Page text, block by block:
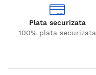
Plata securizata
100% plata securizata